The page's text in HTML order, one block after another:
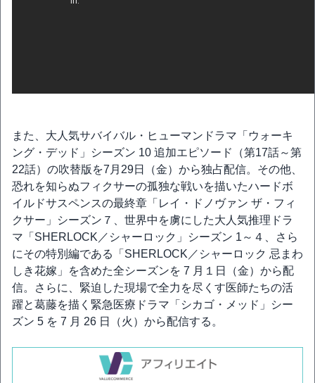
また、大人気サバイバル・ヒューマンドラマ「ウォーキ
ング・デッド」シーズン 10 追加エピソード（第17話～第
22話）の吹替版を7月29日（金）から独占配信。その他、
恐れを知らぬフィクサーの孤独な戦いを描いたハードボ
イルドサスペンスの最終章「レイ・ドノヴァン ザ・フィ
クサー」シーズン７、世界中を虜にした大人気推理ドラ
マ「SHERLOCK／シャーロック」シーズン 1～４、さら
にその特別編である「SHERLOCK／シャーロック 忌まわ
しき花嫁」を含めた全シーズンを 7 月１日（金）から配
信。さらに、緊迫した現場で全力を尽くす医師たちの活
躍と葛藤を描く緊急医療ドラマ「シカゴ・メッド」シー
ズン 5 を 7 月 26 日（火）から配信する。